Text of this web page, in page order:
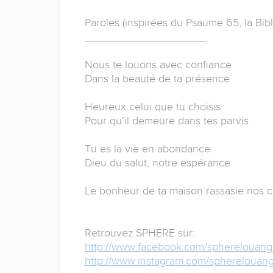
Paroles (inspirées du Psaume 65, la
Nous te louons avec confiance
Dans la beauté de ta présence
Heureux celui que tu choisis
Pour qu’il demeure dans tes parvis
Tu es la vie en abondance
Dieu du salut, notre espérance
Le bonheur de ta maison rassasie nos
Retrouvez SPHERE sur:
http://www.facebook.com/
http://www.instagram.com/